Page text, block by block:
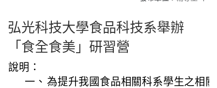
弘光科技大學食品科技系舉辦
「食全食美」研習營
說明：
一、 為提升我國食品相關科系學生之相